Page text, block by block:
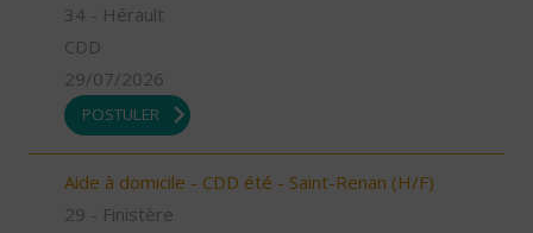
34 - Hérault
CDD
29/07/2026
POSTULER
Aide à domicile - CDD été - Saint-Renan (H/F)
29 - Finistère